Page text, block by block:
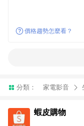
價格趨勢怎麼看？
分類： 家電影音
蝦皮購物